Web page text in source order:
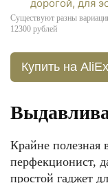
Существуют разны
12300 рублей
Купить на
Крайне полезная
перфекционист,
простой гаджет